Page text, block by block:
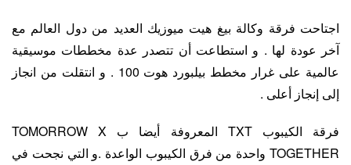
اجتاحت فرقة وكالة بيغ هيت ميوزيك العديد من دول العالم مع
آخر عودة لها . و استطاعت أن تتصدر عدة مخططات موسيقية
عالمية على غرار مخطط بيلبورد هوت 100 .
و انتقلت من انجاز
إلى إنجاز أعلى .
فرقة الكيبوب TXT المعروفة أيضا ب TOMORROW X
TOGETHER واحدة من فرق الكيبوب الواعدة .و التي نجحت في